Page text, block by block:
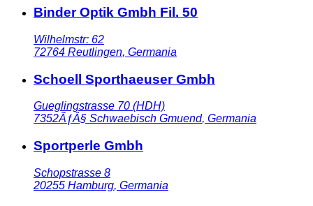
Binder Optik Gmbh Fil. 50
Wilhelmstr: 62
72764 Reutlingen, Germania
Schoell Sporthaeuser Gmbh
Gueglingstrasse 70 (HDH)
7352ÃƒÂ§ Schwaebisch Gmuend, Germania
Sportperle Gmbh
Schopstrasse 8
20255 Hamburg, Germania